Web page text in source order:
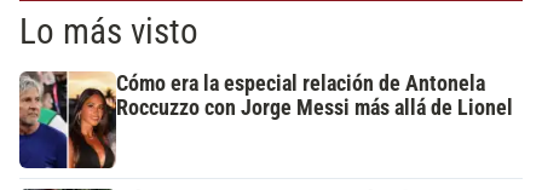
Lo más visto
Cómo era la especial relación de Antonela
Roccuzzo con Jorge Messi más allá de Lionel